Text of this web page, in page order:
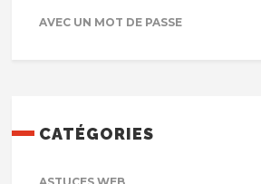
AVEC UN MOT DE PASSE
CATÉGORIES